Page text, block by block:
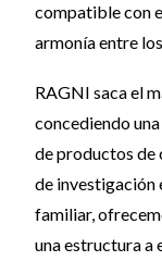
compatible con
armonía entre
RAGNI saca el
concediendo
de productos de
de investigación
familiar,
una estructura a